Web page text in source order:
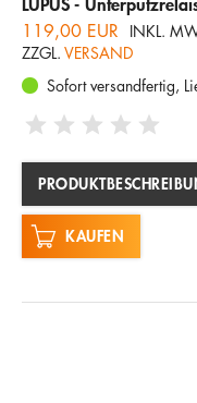
119,00 EUR
INKL.
ZZGL. VERSAND
Sofort versandfertig,
KAUFEN